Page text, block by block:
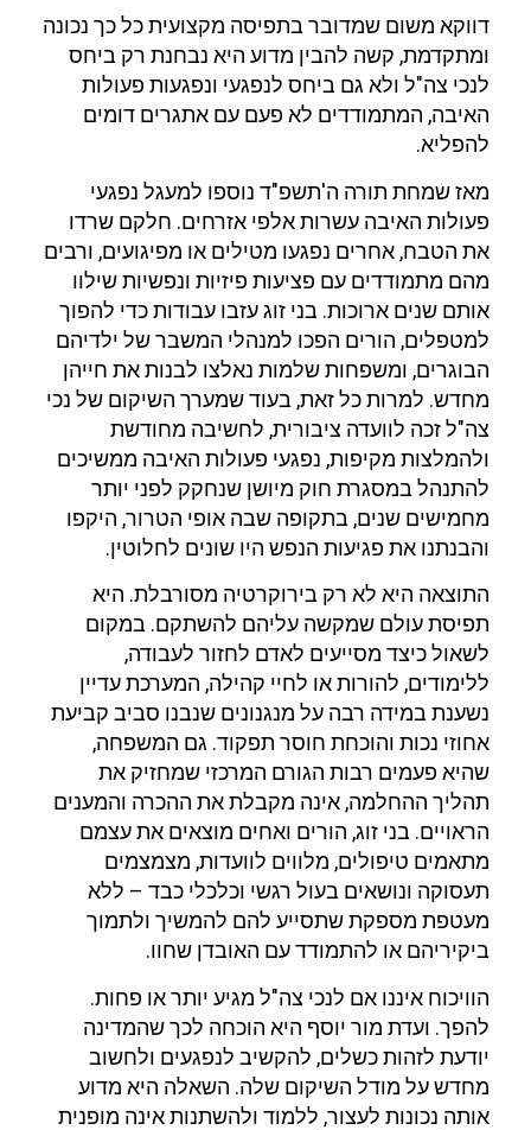
דווקא משום שמדובר בתפיסה מקצועית כל כך נכונה
ומתקדמת, קשה להבין מדוע היא נבחנת רק ביחס
לנכי צה"ל ולא גם ביחס לנפגעי ונפגעות פעולות
האיבה, המתמודדים לא פעם עם אתגרים דומים
להפליא.
מאז שמחת תורה ה'תשפ"ד נוספו למעגל נפגעי
פעולות האיבה עשרות אלפי אזרחים. חלקם שרדו
את הטבח, אחרים נפגעו מטילים או מפיגועים, ורבים
מהם מתמודדים עם פציעות פיזיות ונפשיות שילוו
אותם שנים ארוכות. בני זוג עזבו עבודות כדי להפוך
למטפלים, הורים הפכו למנהלי המשבר של ילדיהם
הבוגרים, ומשפחות שלמות נאלצו לבנות את חייהן
מחדש. למרות כל זאת, בעוד שמערך השיקום של נכי
צה"ל זכה לוועדה ציבורית, לחשיבה מחודשת
ולהמלצות מקיפות, נפגעי פעולות האיבה ממשיכים
להתנהל במסגרת חוק מיושן שנחקק לפני יותר
מחמישים שנים, בתקופה שבה אופי הטרור, היקפו
והבנתנו את פגיעות הנפש היו שונים לחלוטין.
התוצאה היא לא רק בירוקרטיה מסורבלת. היא
תפיסת עולם שמקשה עליהם להשתקם. במקום
לשאול כיצד מסייעים לאדם לחזור לעבודה,
ללימודים, להורות או לחיי קהילה, המערכת עדיין
נשענת במידה רבה על מנגנונים שנבנו סביב קביעת
אחוזי נכות והוכחת חוסר תפקוד. גם המשפחה,
שהיא פעמים רבות הגורם המרכזי שמחזיק את
תהליך ההחלמה, אינה מקבלת את ההכרה והמענים
הראויים. בני זוג, הורים ואחים מוצאים את עצמם
מתאמים טיפולים, מלווים לוועדות, מצמצמים
תעסוקה ונושאים בעול רגשי וכלכלי כבד – ללא
מעטפת מספקת שתסייע להם להמשיך ולתמוך
ביקיריהם או להתמודד עם האובדן שחוו.
הוויכוח איננו אם לנכי צה"ל מגיע יותר או פחות.
להפך. ועדת מור יוסף היא הוכחה לכך שהמדינה
יודעת לזהות כשלים, להקשיב לנפגעים ולחשוב
מחדש על מודל השיקום שלה. השאלה היא מדוע
אותה נכונות לעצור, ללמוד ולהשתנות אינה מופנית